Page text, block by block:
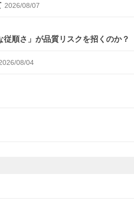
2026/08/07
順さ」が品質リスクを招くのか？
08/04